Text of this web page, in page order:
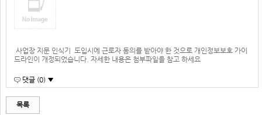
사업장 지문 인식기 도입시에 근로자 동의를 받아야 한 것으로 개인정보보호 가이
드라인이 개정되었습니다. 자세한 내용은 첨부파일을 참고 하세요
댓글 (0) ▼
목록